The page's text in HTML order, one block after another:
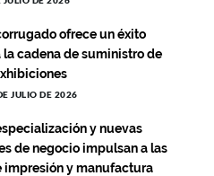
ofrece un éxito
cadena de suministro de
JULIO DE 2026
y nuevas
de negocio impulsan a las
impresión y manufactura